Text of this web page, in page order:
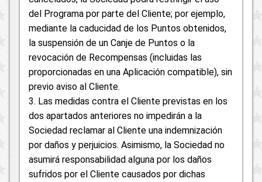
del Programa por parte del Cliente; por ejemplo,
mediante la caducidad de los Puntos obtenidos,
la suspensión de un Canje de Puntos o la
revocación de Recompensas (incluidas las
proporcionadas en una Aplicación compatible), sin
previo aviso al Cliente.
3. Las medidas contra el Cliente previstas en los
dos apartados anteriores no impedirán a la
Sociedad reclamar al Cliente una indemnización
por daños y perjuicios. Asimismo, la Sociedad no
asumirá responsabilidad alguna por los daños
sufridos por el Cliente causados por dichas